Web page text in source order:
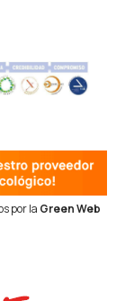
por la Green Web